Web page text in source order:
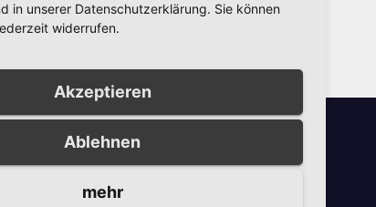
Unsere Partner
in unserer Datenschutzerklärung. Sie können
widerrufen.
Akzeptieren
Ablehnen
mehr